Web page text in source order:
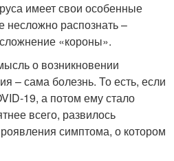
имеет свои особенные
распознать –
«короны».
о возникновении
– сама болезнь. То есть, если
19, а потом ему стало
всего, развилось
симптома, о котором